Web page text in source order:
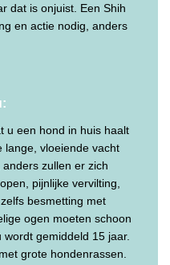
dat is onjuist. Een Shih
en actie nodig, anders
u een hond in huis haalt
lange, vloeiende vacht
zullen er zich
pijnlijke vervilting,
besmetting met
ogen moeten schoon
gemiddeld 15 jaar.
grote hondenrassen.